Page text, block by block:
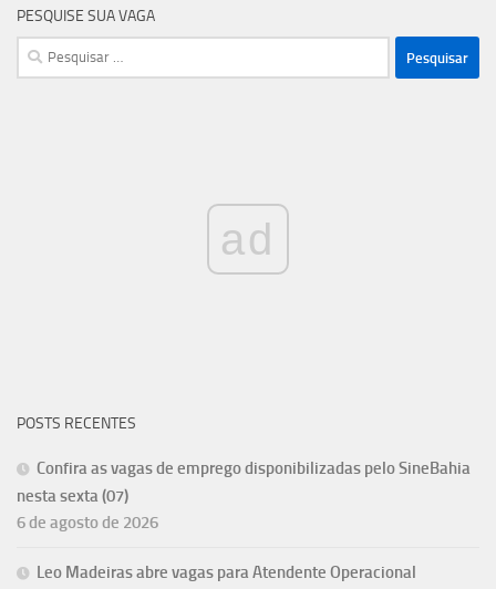
PESQUISE SUA VAGA
Pesquisar
por:
ad
POSTS RECENTES
Confira as vagas de emprego disponibilizadas pelo SineBahia
nesta sexta (07)
6 de agosto de 2026
Leo Madeiras abre vagas para Atendente Operacional